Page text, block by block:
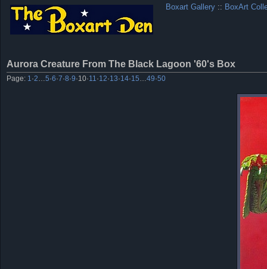
Boxart Gallery :: BoxArt
Aurora Creature From The Black Lagoon '60's Box
Page: 1 ·2 5·6·7·8·9·10·11 ·12·13·14·15 49·50